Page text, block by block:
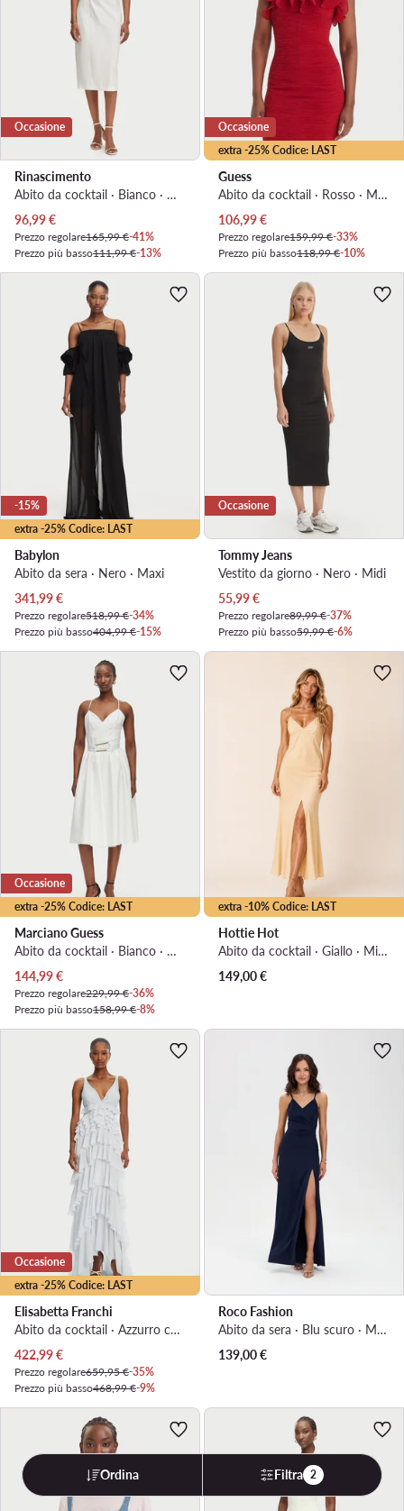
Occasione
Rinascimento
Abito da cocktail · Bianco · Midi
Prezzo attuale
96,99€
Prezzo regolare165,99 €-41%
Prezzo più basso111,99 €-13%
extra -25% Codice: LAST
Occasione
Guess
Abito da cocktail · Rosso · Mini
Prezzo attuale
106,99€
Prezzo regolare159,99 €-33%
Prezzo più basso118,99 €-10%
extra -25% Codice: LAST
-15%
Babylon
Abito da sera · Nero · Maxi
Prezzo attuale
341,99€
Prezzo regolare518,99 €-34%
Prezzo più basso404,99 €-15%
Occasione
Tommy Jeans
Vestito da giorno · Nero · Midi
Prezzo attuale
55,99€
Prezzo regolare89,99 €-37%
Prezzo più basso59,99 €-6%
extra -25% Codice: LAST
Occasione
Marciano Guess
Abito da cocktail · Bianco · Midi
Prezzo attuale
144,99€
Prezzo regolare229,99 €-36%
Prezzo più basso158,99 €-8%
extra -10% Codice: LAST
Hottie Hot
Abito da cocktail · Giallo · Midi, 7/8 ilgio, Maxi, Lunga, Lunghezza 3/4
149,00€
extra -25% Codice: LAST
Occasione
Elisabetta Franchi
Abito da cocktail · Azzurro chiaro · Maxi, Asimmetrica
Prezzo attuale
422,99€
Prezzo regolare659,95 €-35%
Prezzo più basso468,99 €-9%
Roco Fashion
Abito da sera · Blu scuro · Maxi
139,00€
Ordina Filtra 2